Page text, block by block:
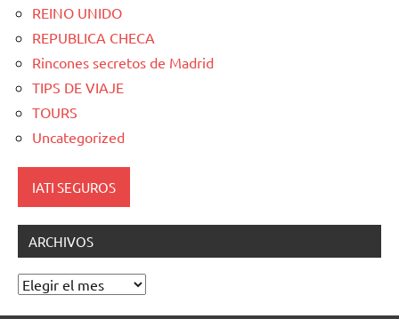
REINO UNIDO
REPUBLICA CHECA
Rincones secretos de Madrid
TIPS DE VIAJE
TOURS
Uncategorized
IATI SEGUROS
ARCHIVOS
Archivos